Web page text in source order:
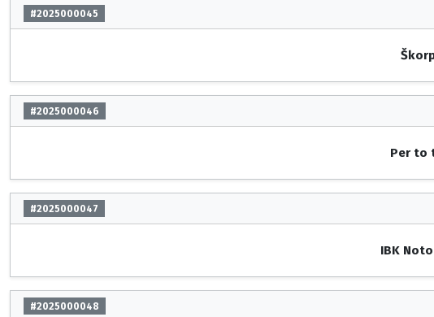
#2025000045
#2025000046
Per to
#2025000047
IBK
#2025000048